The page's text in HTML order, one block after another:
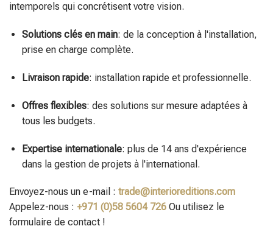
intemporels qui concrétisent votre vision.
Solutions clés en main: de la conception à l'installation,
prise en charge complète.
Livraison rapide: installation rapide et professionnelle.
Offres flexibles: des solutions sur mesure adaptées à
tous les budgets.
Expertise internationale: plus de 14 ans d'expérience
dans la gestion de projets à l'international.
Envoyez-nous un e-mail : trade@interioreditions.com
Appelez-nous : +971 (0)58 5604 726 Ou utilisez le
formulaire de contact !